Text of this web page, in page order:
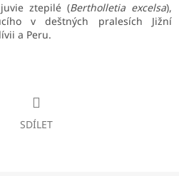
ztepilé (Bertholletia excelsa),
v deštných pralesích Jižní
a Peru.
SDÍLET